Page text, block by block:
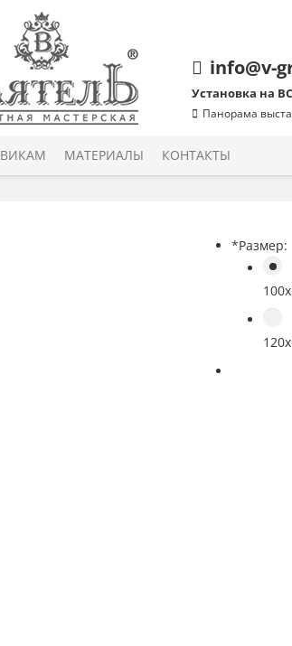
info@v-
Установка на
Панорама
МАТЕРИАЛЫ КОНТАКТЫ
*Размер: